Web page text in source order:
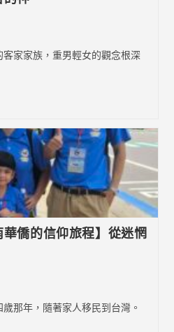
家家族，重男輕女的觀念根深
僑的信仰旅程】從迷惘
那年，隨著家人移民到台灣。